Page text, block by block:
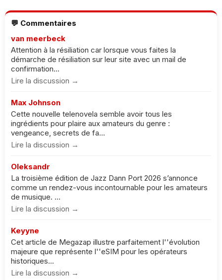
💬 Commentaires
van meerbeck
Attention à la résiliation car lorsque vous faites la
démarche de résiliation sur leur site avec un mail de
confirmation...
Lire la discussion →
Max Johnson
Cette nouvelle telenovela semble avoir tous les
ingrédients pour plaire aux amateurs du genre :
vengeance, secrets de fa...
Lire la discussion →
Oleksandr
La troisième édition de Jazz Dann Port 2026 s’annonce
comme un rendez-vous incontournable pour les amateurs
de musique. ...
Lire la discussion →
Keyyne
Cet article de Megazap illustre parfaitement l''évolution
majeure que représente l''eSIM pour les opérateurs
historiques...
Lire la discussion →